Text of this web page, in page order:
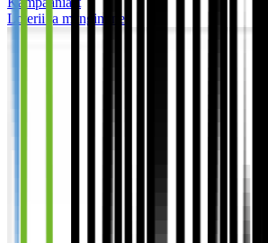
Loterii ja mängimine